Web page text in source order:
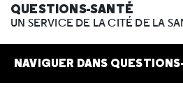
QUESTIONS-SANTÉ
UN SERVICE DE LA CITÉ DE LA
NAVIGUER DANS